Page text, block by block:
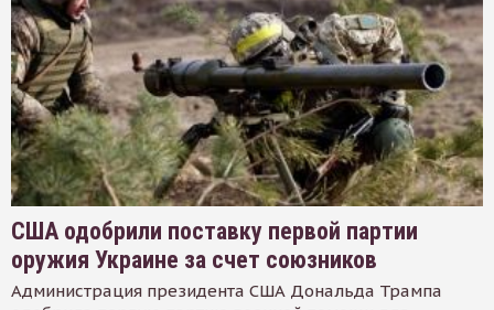
США одобрили поставку первой партии
оружия Украине за счет союзников
Администрация президента США Дональда Трампа